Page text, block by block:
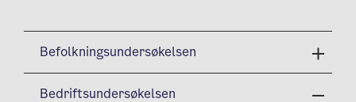
Befolkningsundersøkelsen
Bedriftsundersøkelsen